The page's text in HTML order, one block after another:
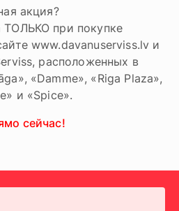
акция?
ТОЛЬКО при покупке
www.davanuserviss.lv и
расположенных в
«Damme», «Riga Plaza»,
и «Spice».
сейчас!